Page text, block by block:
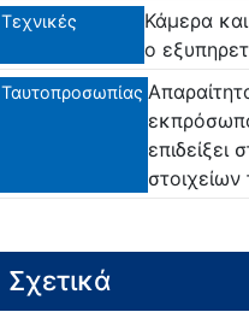
Τεχνικές
Κάμερα
ο
Ταυτοπροσωπίας
Σχετικά